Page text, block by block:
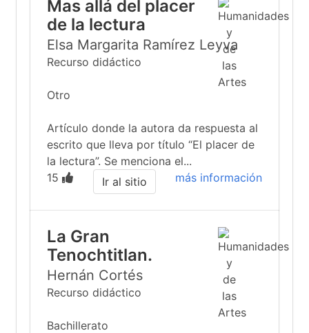
Mas allá del placer
de la lectura
Elsa Margarita Ramírez Leyva
Recurso didáctico
Otro
Artículo donde la autora da respuesta al
escrito que lleva por título “El placer de
la lectura”. Se menciona el...
15
más información
Ir al sitio
La Gran
Tenochtitlan.
Hernán Cortés
Recurso didáctico
Bachillerato